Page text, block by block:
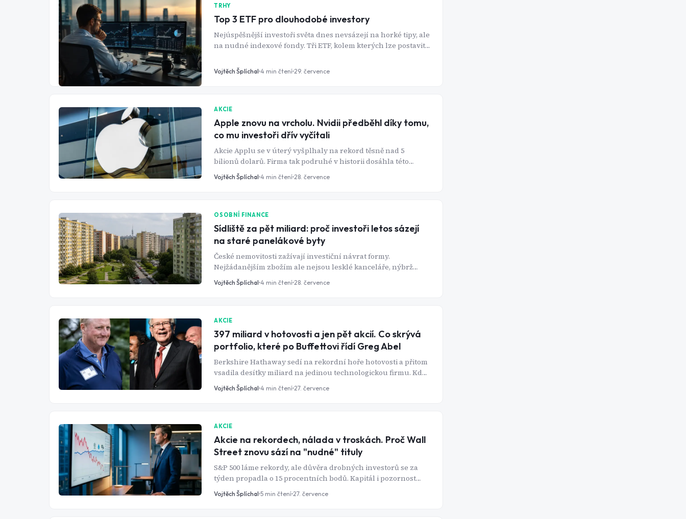
TRHY
Top 3 ETF pro dlouhodobé investory
Nejúspěšnější investoři světa dnes nevsázejí na horké tipy, ale
na nudné indexové fondy. Tři ETF, kolem kterých lze postavit
Vojtěch Šplíchal 4 min čtení 29. července
AKCIE
Apple znovu na vrcholu. Nvidii předběhl díky tomu,
co mu investoři dřív vyčítali
Akcie Applu se v úterý vyšplhaly na rekord těsně nad 5
bilionů dolarů. Firma tak podruhé v historii dosáhla této
hranice - a připravila Nvidii o titul nejhodnotnější společnosti
světa.
Vojtěch Šplíchal 4 min čtení 28. července
OSOBNÍ FINANCE
Sídliště za pět miliard: proč investoři letos sázejí
na staré panelákové byty
České nemovitosti zažívají investiční návrat formy.
Nejžádanějším zbožím ale nejsou lesklé kanceláře, nýbrž
obyčejné panelákové byty na okraji Prahy.
Vojtěch Šplíchal 4 min čtení 28. července
AKCIE
397 miliard v hotovosti a jen pět akcií. Co skrývá
portfolio, které po Buffettovi řídí Greg Abel
Berkshire Hathaway sedí na rekordní hoře hotovosti a přitom
vsadila desítky miliard na jedinou technologickou firmu. Kdo
za tím rozhodnutím skutečně stojí?
Vojtěch Šplíchal 4 min čtení 27. července
AKCIE
Akcie na rekordech, nálada v troskách. Proč Wall
Street znovu sází na "nudné" tituly
S&P 500 láme rekordy, ale důvěra drobných investorů se za
týden propadla o 15 procentních bodů. Kapitál i pozornost
analytiků se stáčí k utilitám, zdravotnictví a spotřebnímu
zboží.
Vojtěch Šplíchal 5 min čtení 27. července